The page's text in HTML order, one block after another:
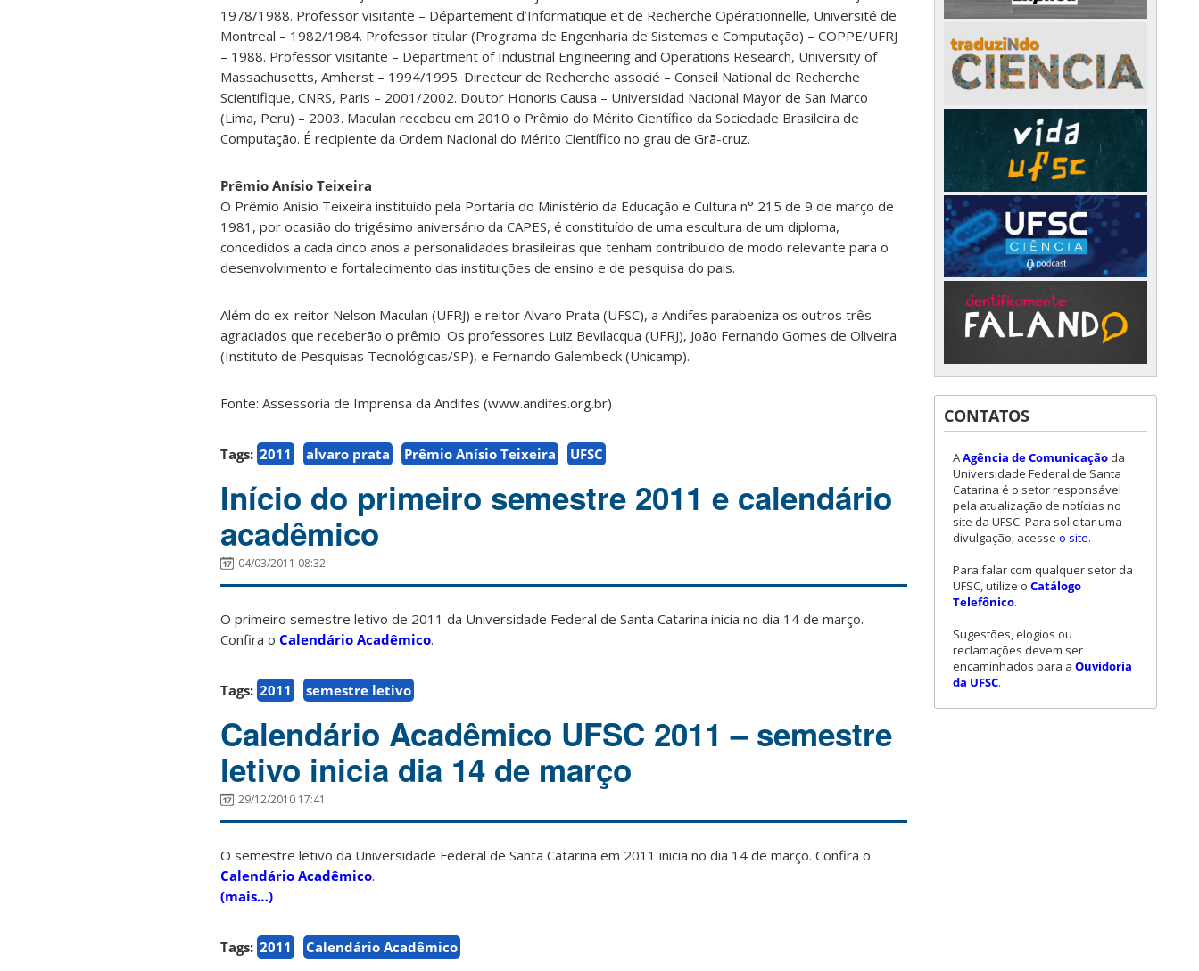
1978/1988. Professor visitante – Département d’Informatique et de Recherche Opérationnelle, Université de
Montreal – 1982/1984. Professor titular (Programa de Engenharia de Sistemas e Computação) – COPPE/UFRJ
– 1988. Professor visitante – Department of Industrial Engineering and Operations Research, University of
Massachusetts, Amherst – 1994/1995. Directeur de Recherche associé – Conseil National de Recherche
Scientifique, CNRS, Paris – 2001/2002. Doutor Honoris Causa – Universidad Nacional Mayor de San Marco
(Lima, Peru) – 2003. Maculan recebeu em 2010 o Prêmio do Mérito Científico da Sociedade Brasileira de
Computação. É recipiente da Ordem Nacional do Mérito Científico no grau de Grã-cruz.
Prêmio Anísio Teixeira
O Prêmio Anísio Teixeira instituído pela Portaria do Ministério da Educação e Cultura n° 215 de 9 de março de
1981, por ocasião do trigésimo aniversário da CAPES, é constituído de uma escultura de um diploma,
concedidos a cada cinco anos a personalidades brasileiras que tenham contribuído de modo relevante para o
desenvolvimento e fortalecimento das instituições de ensino e de pesquisa do pais.
Além do ex-reitor Nelson Maculan (UFRJ) e reitor Alvaro Prata (UFSC), a Andifes parabeniza os outros três
agraciados que receberão o prêmio. Os professores Luiz Bevilacqua (UFRJ), João Fernando Gomes de Oliveira
(Instituto de Pesquisas Tecnológicas/SP), e Fernando Galembeck (Unicamp).
Fonte: Assessoria de Imprensa da Andifes (www.andifes.org.br)
Tags: 2011 alvaro prata Prêmio Anísio Teixeira UFSC
Início do primeiro semestre 2011 e calendário
acadêmico
04/03/2011 08:32
O primeiro semestre letivo de 2011 da Universidade Federal de Santa Catarina inicia no dia 14 de março.
Confira o Calendário Acadêmico.
Tags: 2011 semestre letivo
Calendário Acadêmico UFSC 2011 – semestre
letivo inicia dia 14 de março
29/12/2010 17:41
O semestre letivo da Universidade Federal de Santa Catarina em 2011 inicia no dia 14 de março. Confira o
Calendário Acadêmico.
(mais…)
Tags: 2011 Calendário Acadêmico
CONTATOS
AAgência de Comunicação da
Universidade Federal de Santa
Catarina é o setor responsável
pela atualização de notícias no
site da UFSC. Para solicitar uma
divulgação, acesse o site.
Para falar com qualquer setor da
UFSC, utilize o Catálogo
Telefônico.
Sugestões, elogios ou
reclamações devem ser
encaminhados para a Ouvidoria
da UFSC.